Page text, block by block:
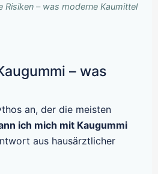
– was moderne Kaumittel
– was
an, der die meisten
ich mich mit Kaugummi
aus hausärztlicher